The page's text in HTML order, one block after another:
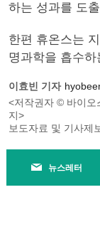
하는 성과를 도
한편 휴온스는
명과학을 흡수
이효빈 기자
<저작권자 © 바이오
지>
보도자료 및 기사제
뉴스레터